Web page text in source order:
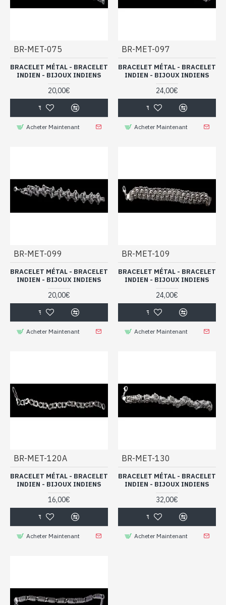
BR-MET-075
BRACELET MÉTAL - BRACELET
INDIEN - BIJOUX INDIENS
20,00€
Acheter Maintenant
BR-MET-097
BRACELET MÉTAL - BRACELET
INDIEN - BIJOUX INDIENS
24,00€
Acheter Maintenant
BR-MET-099
BRACELET MÉTAL - BRACELET
INDIEN - BIJOUX INDIENS
20,00€
Acheter Maintenant
BR-MET-109
BRACELET MÉTAL - BRACELET
INDIEN - BIJOUX INDIENS
24,00€
Acheter Maintenant
BR-MET-120A
BRACELET MÉTAL - BRACELET
INDIEN - BIJOUX INDIENS
16,00€
Acheter Maintenant
BR-MET-130
BRACELET MÉTAL - BRACELET
INDIEN - BIJOUX INDIENS
32,00€
Acheter Maintenant